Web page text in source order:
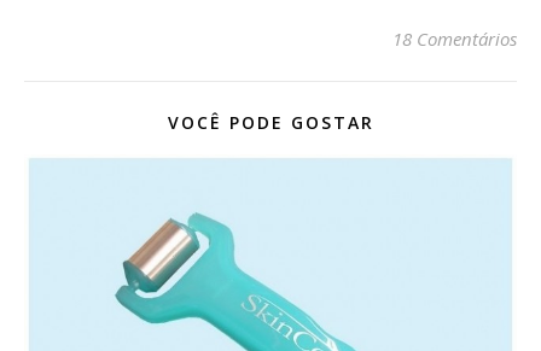
18 Comentários
VOCÊ PODE GOSTAR